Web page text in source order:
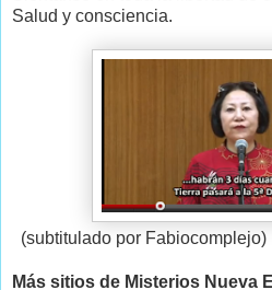
Salud y consciencia.
(subtitulado por Fabiocomplejo)
Más sitios de Misterios Nueva